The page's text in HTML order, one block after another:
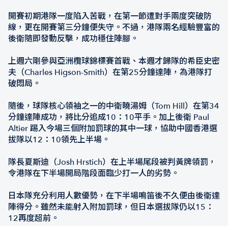
開賽初期港隊一度陷入苦戰，在第一節遭對手兩度突破防
線，更在開賽第三分鐘便失守。不過，港隊兩名經驗豐富的
後衛隨即發動反擊，成功穩住陣腳。
上週六剛參與亞洲欖球錦標賽首戰、本週才歸隊的希臣史密
夫（Charles Higson-Smith）在第25分鐘達陣，為港隊打
破悶局。
隨後，球隊核心領袖之一的中衛曉湯姆（Tom Hill）在第34
分鐘達陣成功，將比分追成10：10平手。加上後衛 Paul
Altier 踢入今場三個附加罰球的其中一球，協助中國香港選
拔隊以12：10領先上半場。
隊長夏斯迪（Josh Hrstich）在上半場尾段被判黃牌領罰，
令港隊在下半場開局階段面臨少打一人的劣勢。
日本隊充分利用人數優勢，在下半場鳴笛後不久便由後衛達
陣得分。雖然未能射入附加罰球，但日本選拔隊仍以15：
12再度超前。